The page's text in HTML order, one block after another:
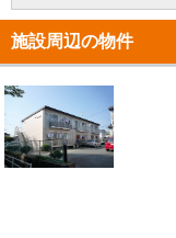
施設周辺の物件